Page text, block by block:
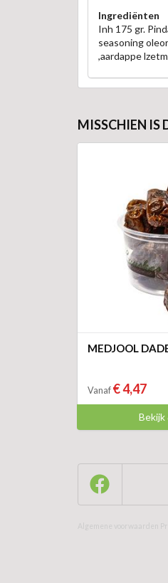
Ingrediënten
Inh 175 gr.
seasoning
,aardappe
MISSCHIEN IS
MEDJOOL
Vanaf € 4,47
Bekijk
Algemene voorwaarden